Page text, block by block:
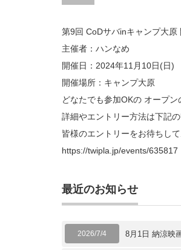
第9回 CoDサバinキャンプ大原
主催者：ハンなめ
開催日：2024年11月10日(日)
開催場所：キャンプ大原
どなたでも参加OKの オープン
詳細やエントリー方法は下記
皆様のエントリーをお待ちして
https://twipla.jp/events/635817
最近のお知らせ
2026/7/4 8月1日 納涼映